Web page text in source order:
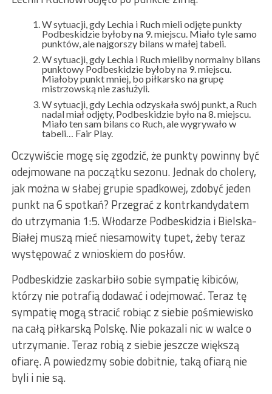
W sytuacji, gdy Lechia i Ruch mieli odjęte punkty
Podbeskidzie byłoby na 9. miejscu. Miało tyle samo
punktów, ale najgorszy bilans w małej tabeli.
W sytuacji, gdy Lechia i Ruch mieliby normalny bilans
punktowy Podbeskidzie byłoby na 9. miejscu.
Miałoby punkt mniej, bo piłkarsko na grupę
mistrzowską nie zasłużyli.
W sytuacji, gdy Lechia odzyskała swój punkt, a Ruch
nadal miał odjęty, Podbeskidzie było na 8. miejscu.
Miało ten sam bilans co Ruch, ale wygrywało w
tabeli… Fair Play.
Oczywiście mogę się zgodzić, że punkty powinny być
odejmowane na początku sezonu. Jednak do cholery,
jak można w słabej grupie spadkowej, zdobyć jeden
punkt na 6 spotkań? Przegrać z kontrkandydatem
do utrzymania 1:5. Włodarze Podbeskidzia i Bielska-
Białej muszą mieć niesamowity tupet, żeby teraz
występować z wnioskiem do posłów.
Podbeskidzie zaskarbiło sobie sympatię kibiców,
którzy nie potrafią dodawać i odejmować. Teraz tę
sympatię mogą stracić robiąc z siebie pośmiewisko
na całą piłkarską Polskę. Nie pokazali nic w walce o
utrzymanie. Teraz robią z siebie jeszcze większą
ofiarę. A powiedzmy sobie dobitnie, taką ofiarą nie
byli i nie są.